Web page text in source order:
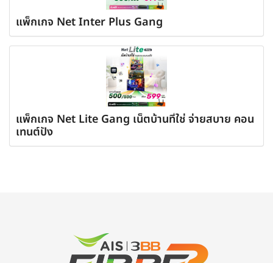
แพ็กเกจ Net Inter Plus Gang
แพ็กเกจ Net Lite Gang เน็ตบ้านที่ใช่ จ่ายสบาย คอน
เทนต์ปัง